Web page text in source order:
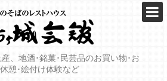
、地酒･銘菓･民芸品のお買い物･お
憩･絵付け体験など